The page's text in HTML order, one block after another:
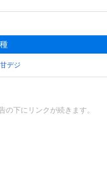
デジ
の下にリンクが続きます。